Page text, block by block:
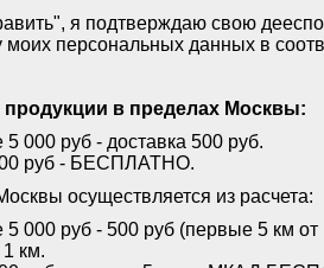
я подтверждаю свою
моих персональных данных в
в пределах Москвы:
5 000 руб - доставка 500 руб.
руб - БЕСПЛАТНО.
осуществляется из расчета:
5 000 руб - 500 руб (первые 5
км.